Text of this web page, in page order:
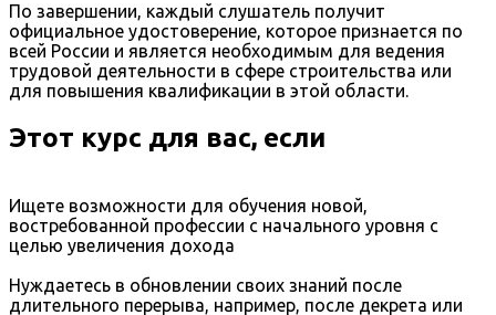
По завершении, каждый слушатель получит
официальное удостоверение, которое признается по
всей России и является необходимым для ведения
трудовой деятельности в сфере строительства или
для повышения квалификации в этой области.
Этот курс для вас, если
Ищете возможности для обучения новой,
востребованной профессии с начального уровня с
целью увеличения дохода
Нуждаетесь в обновлении своих знаний после
длительного перерыва, например, после декрета или